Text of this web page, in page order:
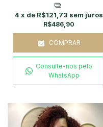
R$486,90
4 x de R$121,73 sem juros
COMPRAR
Consulte-nos pelo
WhatsApp